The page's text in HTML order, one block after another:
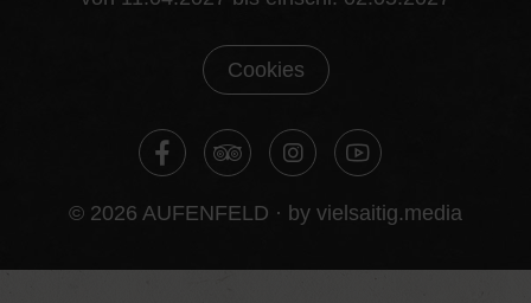
Cookies
© 2026 AUFENFELD · by vielsaitig.media